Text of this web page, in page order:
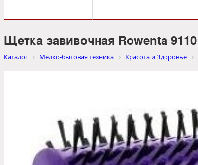
Щетка завивочная Rowenta 9110
Каталог Мелко-бытовая техника Красота и Здоровье